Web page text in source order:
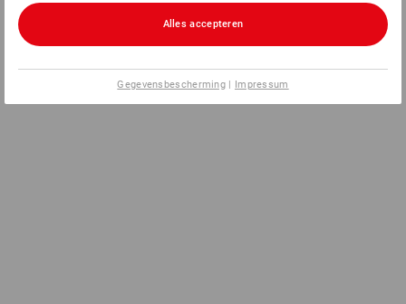
Alles accepteren
Gegevensbescherming | Impressum